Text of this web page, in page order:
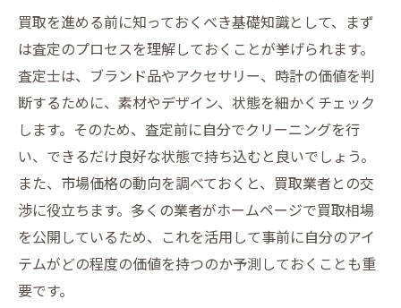
買取を進める前に知っておくべき基礎知識として、まず
は査定のプロセスを理解しておくことが挙げられます。
査定士は、ブランド品やアクセサリー、時計の価値を判
断するために、素材やデザイン、状態を細かくチェック
します。そのため、査定前に自分でクリーニングを行
い、できるだけ良好な状態で持ち込むと良いでしょう。
また、市場価格の動向を調べておくと、買取業者との交
渉に役立ちます。多くの業者がホームページで買取相場
を公開しているため、これを活用して事前に自分のアイ
テムがどの程度の価値を持つのか予測しておくことも重
要です。